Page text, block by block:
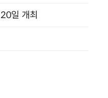
일 개최